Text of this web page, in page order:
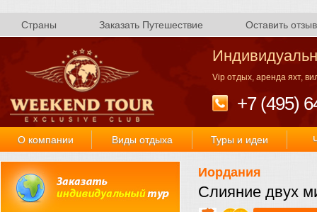
Страны Заказать Путешествие Оставить отзыв
Vip отдых, аренда яхт,
+7 (495)
О компании Виды отдыха Туры и идеи
Иордания
Слияние двух